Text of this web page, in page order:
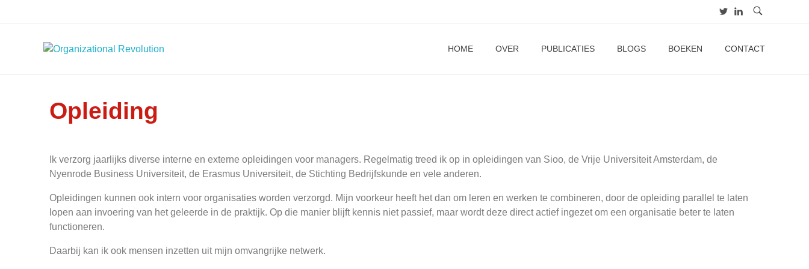
HOME OVER PUBLICATIES BLOGS BOEKEN CONTACT
Opleiding
Ik verzorg jaarlijks diverse interne en externe opleidingen voor managers. Regelmatig treed ik op in opleidingen van Sioo, de Vrije Universiteit Amsterdam, de
Nyenrode Business Universiteit, de Erasmus Universiteit, de Stichting Bedrijfskunde en vele anderen.
Opleidingen kunnen ook intern voor organisaties worden verzorgd. Mijn voorkeur heeft het dan om leren en werken te combineren, door de opleiding parallel te laten
lopen aan invoering van het geleerde in de praktijk. Op die manier blijft kennis niet passief, maar wordt deze direct actief ingezet om een organisatie beter te laten
functioneren.
Daarbij kan ik ook mensen inzetten uit mijn omvangrijke netwerk.